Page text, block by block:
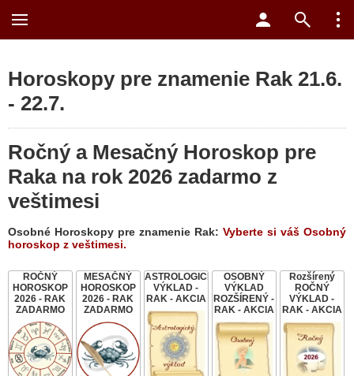
Horoskopy pre znamenie Rak 21.6.
- 22.7.
Ročný a Mesačný Horoskop pre
Raka na rok 2026 zadarmo z
veštimesi
Osobné Horoskopy pre znamenie Rak: Vyberte si váš Osobný
horoskop z veštimesi.
ROČNÝ
HOROSKOP
2026 - RAK
ZADARMO
MESAČNÝ
HOROSKOP
2026 - RAK
ZADARMO
ASTROLOGICKÝ
VÝKLAD -
RAK - AKCIA
OSOBNÝ
VÝKLAD
ROZŠÍRENÝ -
RAK - AKCIA
Rozšírený
ROČNÝ
VÝKLAD -
RAK - AKCIA